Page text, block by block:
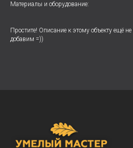
Материалы и оборудование:
Простите! Описание к этому объекту ещё
добавим =))